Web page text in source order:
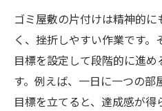
ゴミ屋敷の片付けは精神的
く、挫折しやすい作業です
目標を設定して段階的に進
す。例えば、一日に一つの部
目標を立てると、達成感が